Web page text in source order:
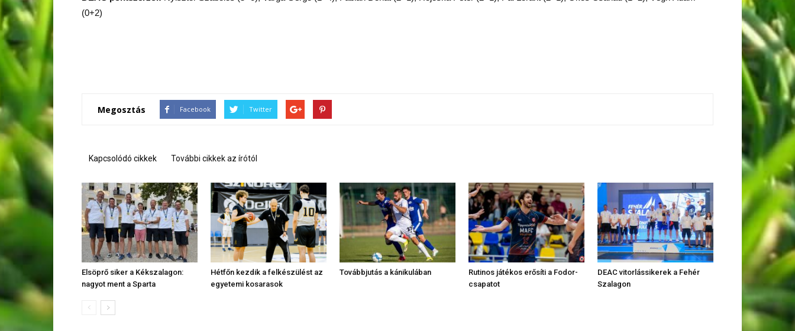
(0+2)
Megosztás Facebook Twitter
Kapcsolódó cikkek További cikkek az írótól
Elsöprő siker a Kékszalagon:
nagyot ment a Sparta
Hétfőn kezdik a felkészülést az
egyetemi kosarasok
Továbbjutás a kánikulában
Rutinos játékos erősíti a Fodor-
csapatot
DEAC vitorlássikerek a Fehér
Szalagon